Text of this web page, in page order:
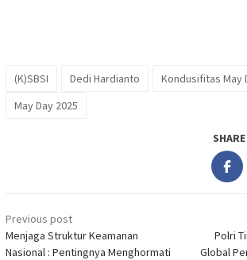
(K)SBSI Dedi Hardianto
Kondusifitas May
May Day 2025
SHARE
Post
navigation
Previous post
Menjaga Struktur Keamanan
Nasional : Pentingnya Menghormati
Polri
Global